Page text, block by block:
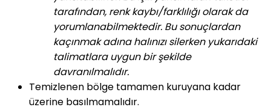
tarafından, renk kaybı/farklılığı olarak da
yorumlanabilmektedir. Bu sonuçlardan
kaçınmak adına halınızı silerken yukarıdaki
talimatlara uygun bir şekilde
davranılmalıdır.
Temizlenen bölge tamamen kuruyana kadar
üzerine basılmamalıdır.